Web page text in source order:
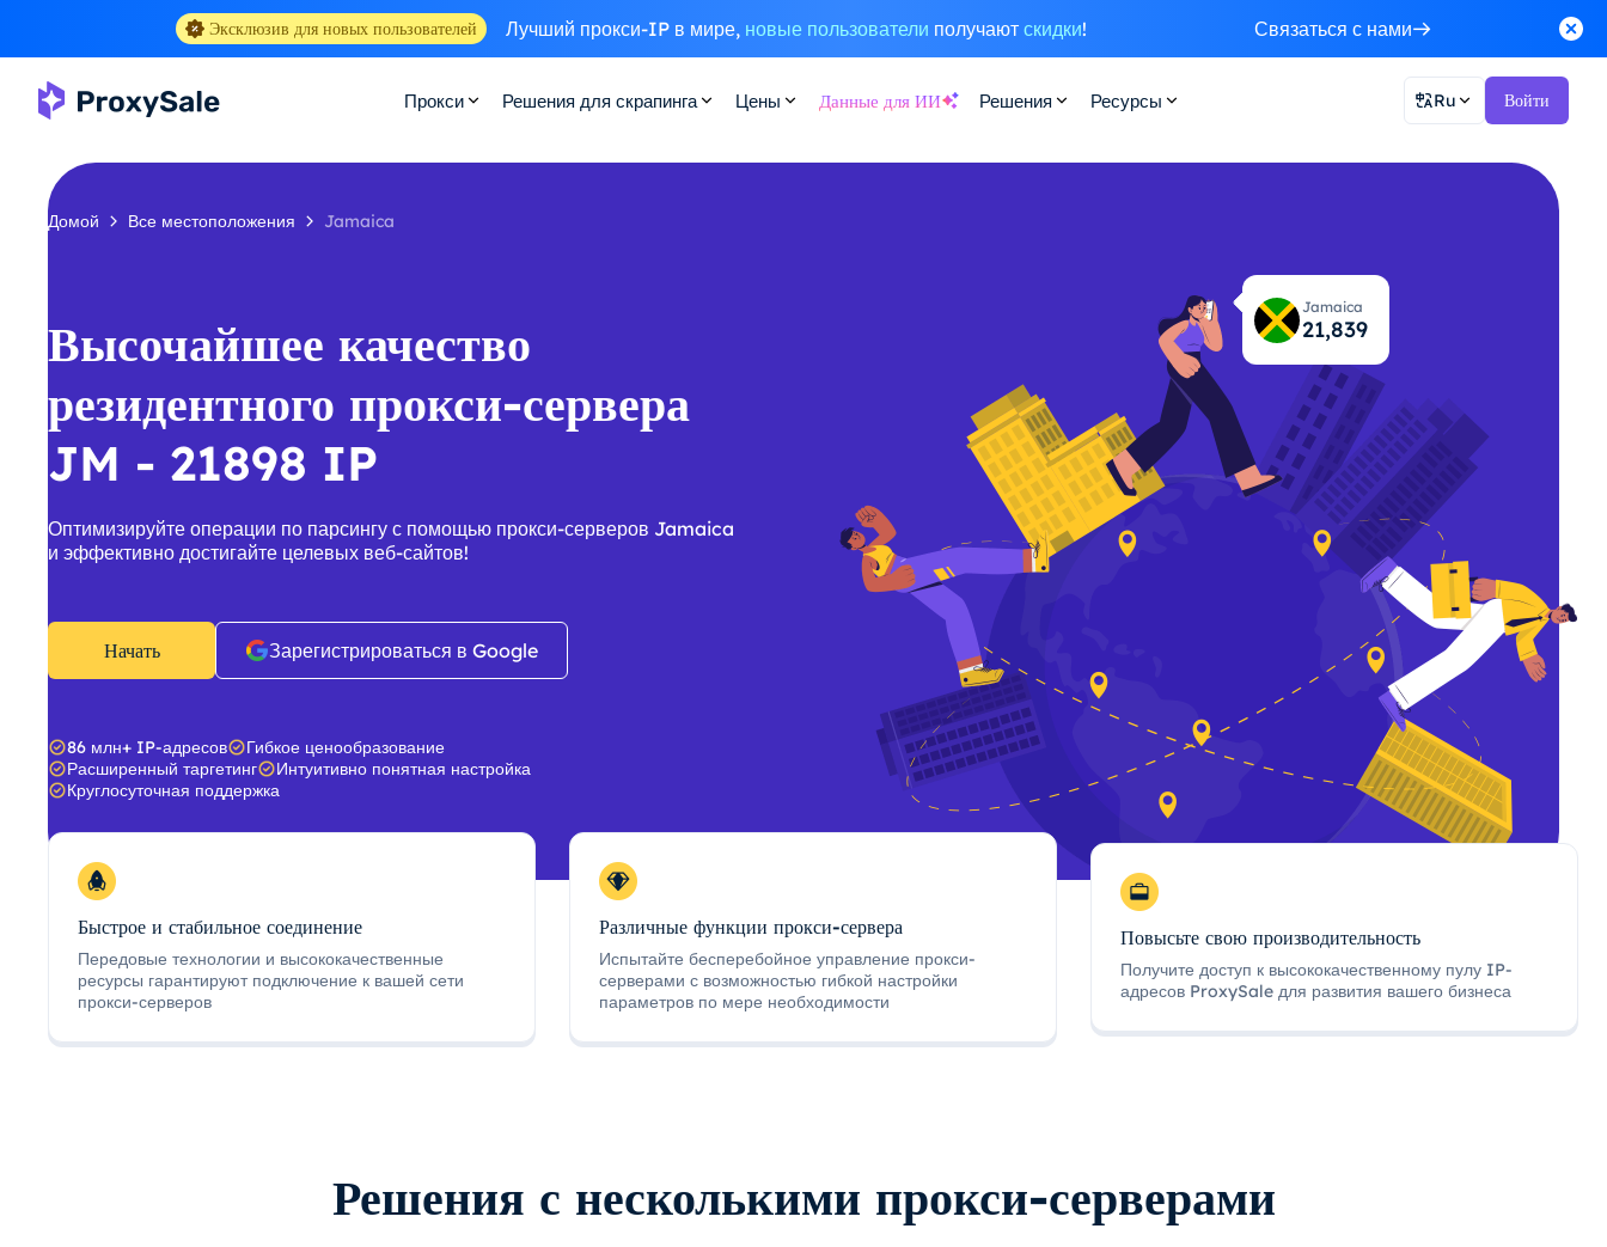
Эксклюзив для новых пользователей Лучший прокси-IP в мире, новые пользователи получают скидки! Связаться с нами
Прокси Решения для скрапинга Цены Данные для ИИ Решения Ресурсы Ru Войти
Домой Все местоположения Jamaica
Высочайшее качество
резидентного прокси-сервера
JM - 21898 IP
Оптимизируйте операции по парсингу с помощью прокси-серверов Jamaica
и эффективно достигайте целевых веб-сайтов!
Начать Зарегистрироваться в Google
86 млн+ IP-адресов
Гибкое ценообразование
Расширенный таргетинг
Интуитивно понятная настройка
Круглосуточная поддержка
Jamaica
21,898
Быстрое и стабильное соединение
Передовые технологии и высококачественные
ресурсы гарантируют подключение к вашей сети
прокси-серверов
Различные функции прокси-сервера
Испытайте бесперебойное управление прокси-
серверами с возможностью гибкой настройки
параметров по мере необходимости
Повысьте свою производительность
Получите доступ к высококачественному пулу IP-
адресов ProxySale для развития вашего бизнеса
Решения с несколькими прокси-серверами